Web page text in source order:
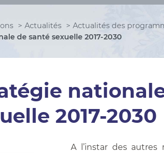
Actualités Actualités des
de santé sexuelle 2017-2030
2017-2030
A l’instar des autres